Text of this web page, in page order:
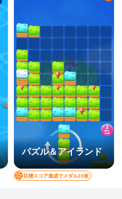
パズル＆アイランド
目標スコア達成でメダル10枚